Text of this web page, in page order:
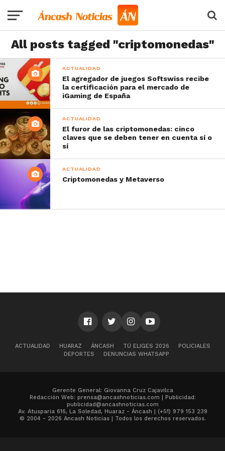
All posts tagged "criptomonedas"
ACTUALIDAD
El agregador de juegos Softswiss recibe
la certificación para el mercado de
iGaming de España
ACTUALIDAD
El furor de las criptomonedas: cinco
claves que se deben tener en cuenta sí o
sí
ACTUALIDAD
Criptomonedas y Metaverso
ACTUALIDAD HUARAZ ÁNCASH TÚ ELIGES 2026
POLICIALES
DEPORTES
DENUNCIAS WHATSAPP
Gerente General: Giovanna Cruz Cajavilca
Redacción Web: prensa@ancashnoticias.com | Publicidad:
publicidad@ancashnoticias.com
Av. Atusparia 616, La Soledad, Huaraz - Áncash | (+51) 979 153 239
© 2004 - 2026 Ancash Noticias | Todos los derechos reservados.